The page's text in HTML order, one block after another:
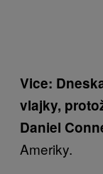
Vice:
vlajky,
Daniel
Ameriky.